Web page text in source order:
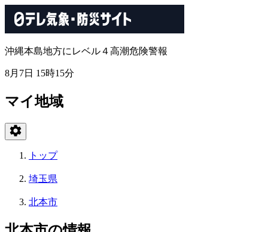
沖縄本島地方にレベル４高潮危険警報
8月7日 15時15分
マイ地域
トップ
埼玉県
北本市